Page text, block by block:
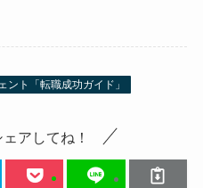
ント「転職成功ガイド」
アしてね！